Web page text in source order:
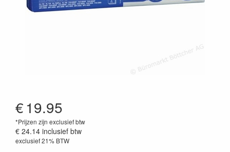
€19.95
*Prijzen zijn exclusief btw
€ 24.14 inclusief btw
exclusief 21% BTW